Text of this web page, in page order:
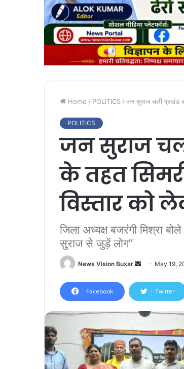
Home / POLITICS / जन सुराज चली प्रखंड
POLITICS
जन सुराज
के तहत
विस्तार को
जिला अध्यक्ष बजरंगी मिश्रा
सुराज से जुड़ें लोग”
News Vision Buxar
n
d
a
e
m
a
May 19,
Facebook Twitter